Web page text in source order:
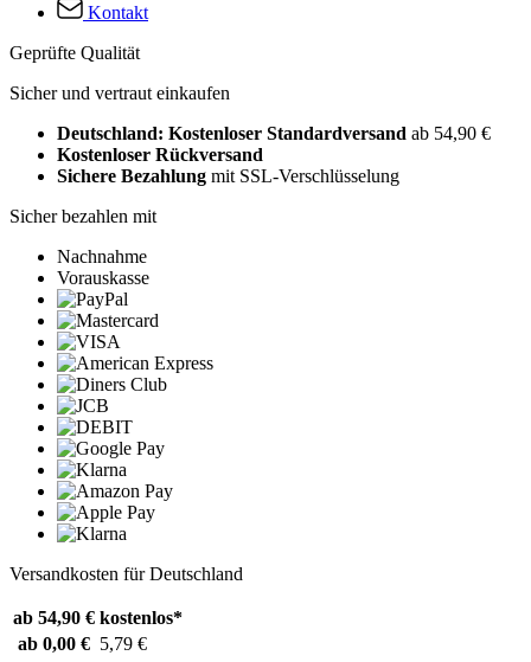
Kontakt
Geprüfte Qualität
Sicher und vertraut einkaufen
Deutschland: Kostenloser Standardversand ab 54,90 €
Kostenloser Rückversand
Sichere Bezahlung mit SSL-Verschlüsselung
Sicher bezahlen mit
Nachnahme
Vorauskasse
Versandkosten für Deutschland
ab 54,90 € kostenlos*
ab 0,00 € 5,79 €